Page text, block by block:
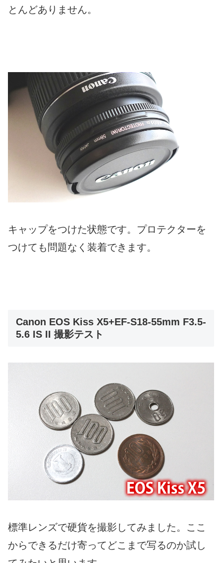
とんどありません。
キャップをつけた状態です。プロテクターを
つけても問題なく装着できます。
Canon EOS Kiss X5+EF-S18-55mm F3.5-
5.6 IS II 撮影テスト
標準レンズで硬貨を撮影してみました。ここ
からできるだけ寄ってどこまで写るのか試し